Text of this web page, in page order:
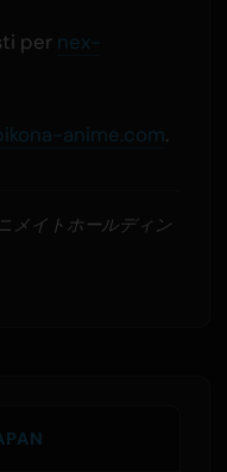
per nex-
anime.com.
メイトホールディン